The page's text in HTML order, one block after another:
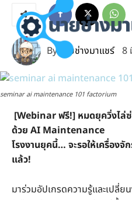
By นายช่างมาแชร์ 8
seminar ai maintenance 101 factorium
[Webinar ฟรี!] หมดยุควิ่งไล่
ด้วย AI Maintenance
โรงงานยุคนี้… จะรอให้เครื่อง
แล้ว!
มาร่วมอัปเกรดความรู้และเปลี่ย